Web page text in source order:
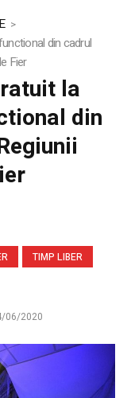
din cadrul
Fier
la
din
TIMP LIBER
06/2020